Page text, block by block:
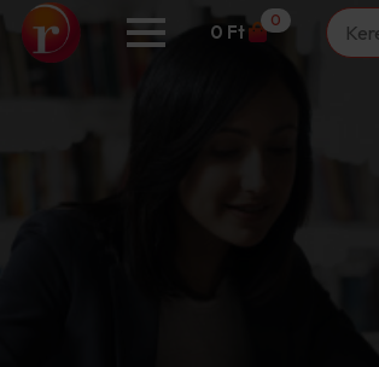
0 Ft
0